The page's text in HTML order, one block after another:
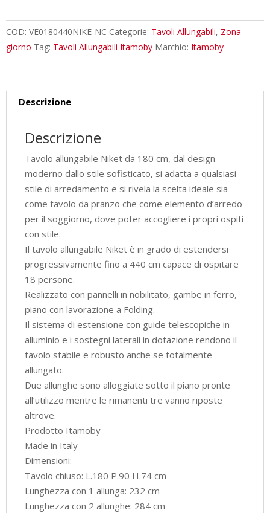
Niket
noce
quantità
COD: VE0180440NIKE-NC Categorie: Tavoli Allungabili, Zona
giorno Tag: Tavoli Allungabili Itamoby Marchio: Itamoby
Descrizione
Descrizione
Tavolo allungabile Niket da 180 cm, dal design
moderno dallo stile sofisticato, si adatta a qualsiasi
stile di arredamento e si rivela la scelta ideale sia
come tavolo da pranzo che come elemento d’arredo
per il soggiorno, dove poter accogliere i propri ospiti
con stile.
Il tavolo allungabile Niket è in grado di estendersi
progressivamente fino a 440 cm capace di ospitare
18 persone.
Realizzato con pannelli in nobilitato, gambe in ferro,
piano con lavorazione a Folding.
Il sistema di estensione con guide telescopiche in
alluminio e i sostegni laterali in dotazione rendono il
tavolo stabile e robusto anche se totalmente
allungato.
Due allunghe sono alloggiate sotto il piano pronte
all’utilizzo mentre le rimanenti tre vanno riposte
altrove.
Prodotto Itamoby
Made in Italy
Dimensioni:
Tavolo chiuso: L.180 P.90 H.74 cm
Lunghezza con 1 allunga: 232 cm
Lunghezza con 2 allunghe: 284 cm